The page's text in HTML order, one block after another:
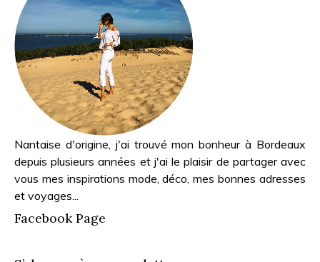
Nantaise d'origine, j'ai trouvé mon bonheur à Bordeaux
depuis plusieurs années et j'ai le plaisir de partager avec
vous mes inspirations mode, déco, mes bonnes adresses
et voyages...
Facebook Page